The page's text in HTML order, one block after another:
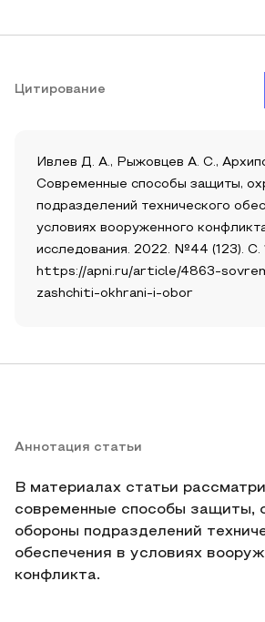
Цитирование
Ивлев Д. А., Рыжовцев А. С.,
Современные способы защиты,
подразделений технического
условиях вооруженного
исследования. 2022. №44 (123). С.
https://apni.ru/article/4863-
zashchiti-okhrani-i-obor
Аннотация статьи
В материалах статьи
современные способы защиты,
обороны подразделений
обеспечения в условиях
конфликта.